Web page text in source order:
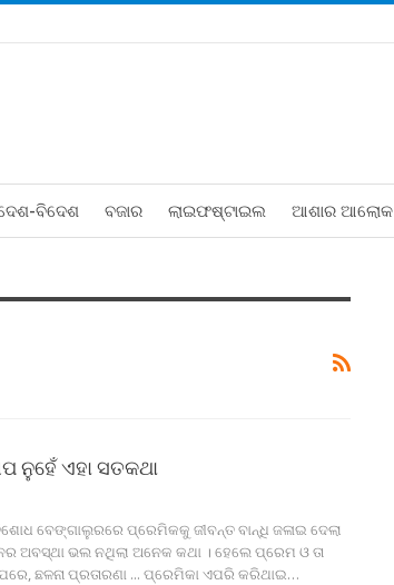
ବିଦେଶ ବଜାର ଲାଇଫଷ୍ଟାଇଲ ଆଶାର ଆଲୋକ
ନୁହେଁ ଏହା ସତକଥା
ବେଙ୍ଗାଲୁରରେ ପ୍ରେମିକକୁ ଜୀବନ୍ତ ବାନ୍ଧି ଜଳାଇ ଦେଲା
ଅବସ୍ଥା ଭଲ ନଥିଲା ଅନେକ କଥା । ହେଲେ ପ୍ରେମ ଓ ତା
ଛଳନା ପ୍ରତାରଣା ... ପ୍ରେମିକା ଏପରି କରିଥାଇ…